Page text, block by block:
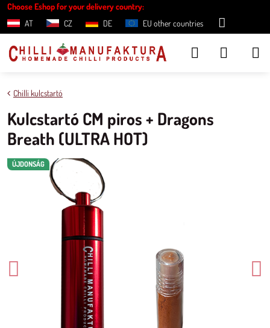
Choose Eshop for your delivery country:
AT
CZ DE EU other countries
ÚJDONSÁG
Chilli kulcstartó
Kulcstartó CM piros + Dragons
Breath (ULTRA HOT)